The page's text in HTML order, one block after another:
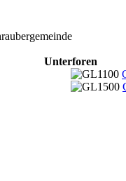
Unterforen